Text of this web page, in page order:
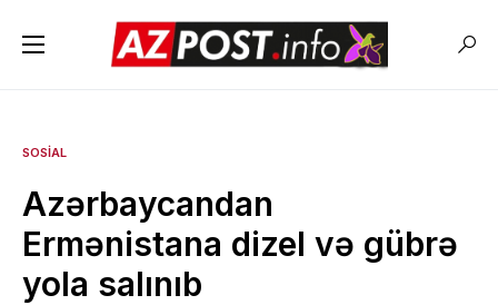
SOSIAL
Azərbaycandan
Ermənistana dizel və gübrə
yola salınıb